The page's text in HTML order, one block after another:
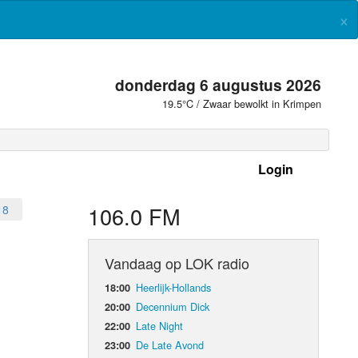
×
donderdag 6 augustus 2026
19.5°C / Zwaar bewolkt in Krimpen
Login
106.0 FM
Vandaag op LOK radio
18:00 Heerlijk-Hollands
20:00 Decennium Dick
22:00 Late Night
23:00 De Late Avond